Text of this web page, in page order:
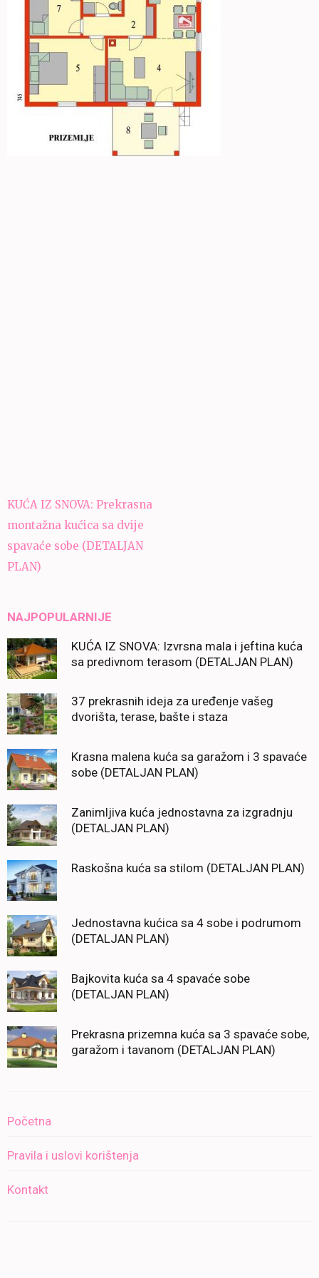
Navigacija
članaka
KUĆA IZ SNOVA: Prekrasna
montažna kućica sa dvije
spavaće sobe (DETALJAN
PLAN)
NAJPOPULARNIJE
KUĆA IZ SNOVA: Izvrsna mala i jeftina kuća
sa predivnom terasom (DETALJAN PLAN)
37 prekrasnih ideja za uređenje vašeg
dvorišta, terase, bašte i staza
Krasna malena kuća sa garažom i 3 spavaće
sobe (DETALJAN PLAN)
Zanimljiva kuća jednostavna za izgradnju
(DETALJAN PLAN)
Raskošna kuća sa stilom (DETALJAN PLAN)
Jednostavna kućica sa 4 sobe i podrumom
(DETALJAN PLAN)
Bajkovita kuća sa 4 spavaće sobe
(DETALJAN PLAN)
Prekrasna prizemna kuća sa 3 spavaće sobe,
garažom i tavanom (DETALJAN PLAN)
Početna
Pravila i uslovi korištenja
Kontakt